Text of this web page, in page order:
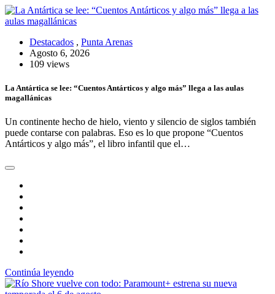
Destacados , Punta Arenas
Agosto 6, 2026
109 views
La Antártica se lee: “Cuentos Antárticos y algo más” llega a las aulas
magallánicas
Un continente hecho de hielo, viento y silencio de siglos también
puede contarse con palabras. Eso es lo que propone “Cuentos
Antárticos y algo más”, el libro infantil que el…
Continúa leyendo